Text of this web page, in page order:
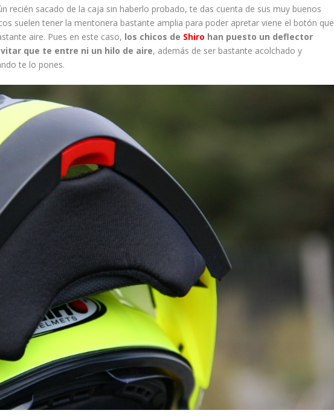
recién sacado de la caja sin haberlo probado, te das cuenta de sus muy buenos
suelen tener la mentonera bastante amplia para poder apretar viene el botón que
aire. Pues en este caso, los chicos de Shiro han puesto un deflector
que te entre ni un hilo de aire, además de ser bastante acolchado y
te lo pones.